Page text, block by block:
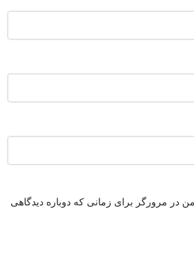
در مرورگر برای زمانی که دوباره دیدگاهی